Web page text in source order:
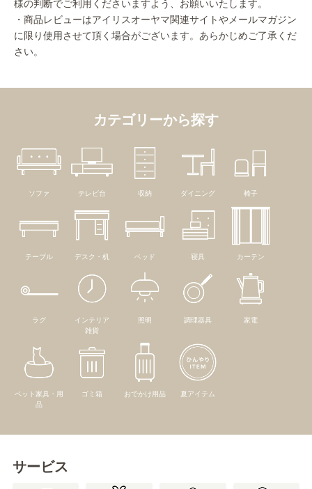
様の判断でご利用くださいますよう、お願いいたします。
・商品レビューはアイリスオーヤマ関連サイトやメールマガジン
に限り使用させて頂く場合がございます。あらかじめご了承くだ
さい。
カテゴリーから探す
ソファ テレビ台 収納 ダイニング 椅子
テーブル デスク・机 ベッド 寝具 カーテン
ラグ
インテリア
雑貨
照明 調理器具 家電
ペット家具・用
品
ゴミ箱 おでかけ用品 夏アイテム
サービス